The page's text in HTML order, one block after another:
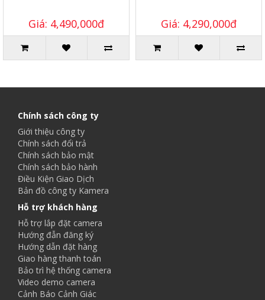
Giá: 4,490,000đ Giá: 4,290,000đ
Chính sách công ty
Giới thiệu công ty
Chính sách đổi trả
Chính sách bảo mật
Chính sách bảo hành
Điều Kiện Giao Dịch
Bản đồ công ty Kamera
Hỗ trợ khách hàng
Hỗ trợ lắp đặt camera
Hướng đẫn đăng ký
Hướng dẫn đặt hàng
Giao hàng thanh toán
Bảo trì hệ thống camera
Video demo camera
Cảnh Báo Cảnh Giác